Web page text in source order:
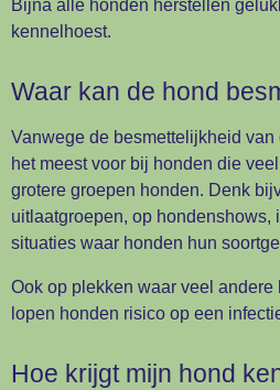
Bijna alle honden herstellen
kennelhoest.
Waar kan de hond
Vanwege de besmettelijkheid
het meest voor bij honden die
grotere groepen honden. Denk
uitlaatgroepen, op hondenshows,
situaties waar honden hun
Ook op plekken waar veel
lopen honden risico op een
Hoe krijgt mijn hond